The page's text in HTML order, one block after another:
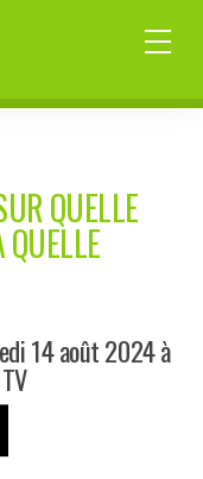
QUELLE
14 août 2024 à